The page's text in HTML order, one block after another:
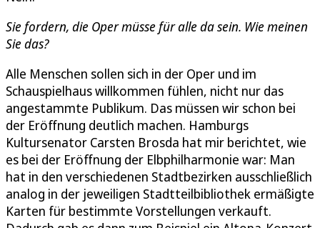
Sie fordern, die Oper müsse für alle da sein. Wie meinen
Sie das?
Alle Menschen sollen sich in der Oper und im
Schauspielhaus willkommen fühlen, nicht nur das
angestammte Publikum. Das müssen wir schon bei
der Eröffnung deutlich machen. Hamburgs
Kultursenator Carsten Brosda hat mir berichtet, wie
es bei der Eröffnung der Elbphilharmonie war: Man
hat in den verschiedenen Stadtbezirken ausschließlich
analog in der jeweiligen Stadtteilbibliothek ermäßigte
Karten für bestimmte Vorstellungen verkauft.